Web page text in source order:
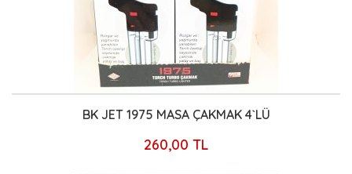
BK JET 1975 MASA ÇAKMAK 4`LÜ
260,00 TL